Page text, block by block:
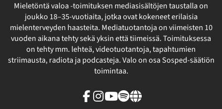
Mieletöntä valoa -toimituksen mediasisältöjen taustalla on
joukko 18–35-vuotiaita, jotka ovat kokeneet erilaisia
mielenterveyden haasteita. Mediatuotantoja on viimeisten 10
vuoden aikana tehty sekä yksin että tiimeissä. Toimituksessa
on tehty mm. lehteä, videotuotantoja, tapahtumien
striimausta, radiota ja podcasteja. Valo on osa Sosped-säätiön
toimintaa.
Facebook
Instagram
Youtube
SpotifyLinkki